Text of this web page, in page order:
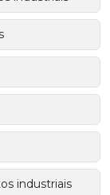
industriais